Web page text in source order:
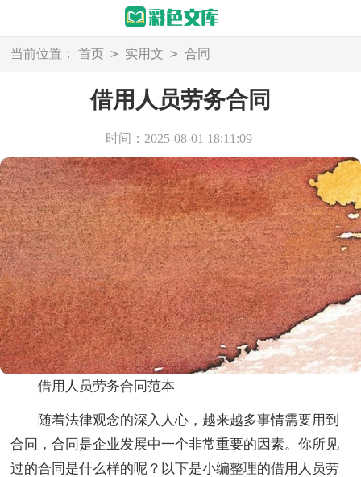
当前位置： 首页 > 实用文 > 合同
借用人员劳务合同
时间：2025-08-01 18:11:09
借用人员劳务合同范本
随着法律观念的深入人心，越来越多事情需要用到
合同，合同是企业发展中一个非常重要的因素。你所见
过的合同是什么样的呢？以下是小编整理的借用人员劳